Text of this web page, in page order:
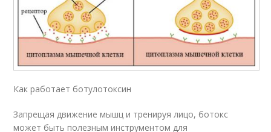
Как работает ботулотоксин
Запрещая движение мышц и тренируя лицо, ботокс
может быть полезным инструментом для